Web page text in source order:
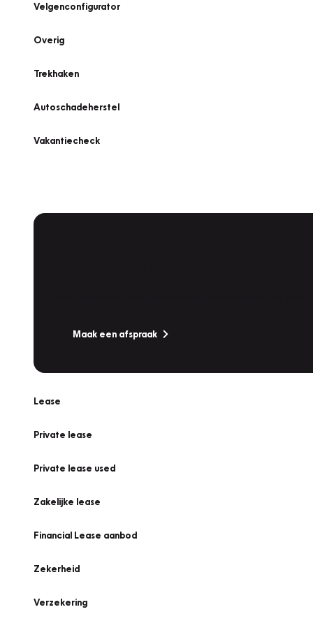
Velgenconfigurator
Overig
Trekhaken
Autoschadeherstel
Vakantiecheck
Maak een afspraak
Lease
Private lease
Private lease used
Zakelijke lease
Financial Lease aanbod
Zekerheid
Verzekering